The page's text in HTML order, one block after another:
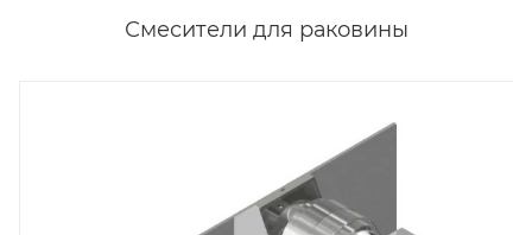
Смесители для раковины